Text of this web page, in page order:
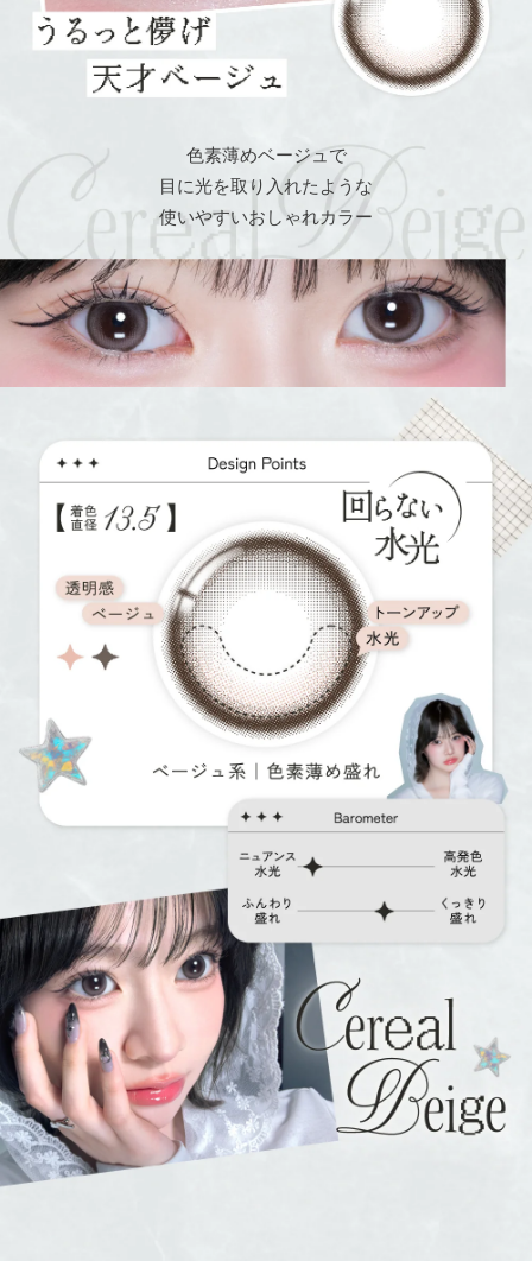
色素薄めベージュで
目に光を取り入れたような
使いやすいおしゃれカラー